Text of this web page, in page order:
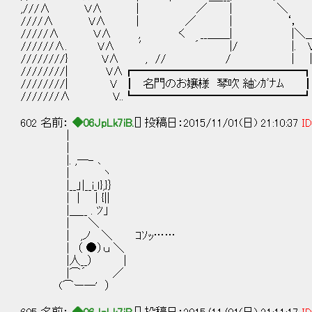
,///∧ Ｖ∧ | ／ | ＼
////∧ V∧ | ／ | ‘，
/////∧ Ｖ∧ , く __＿＿| |＼
//////∧. V∧ ′ ´ |/ |. V
////////} V∧ , // / | |/
////////|
////////| V ┃ 名門のお嬢様 琴吹 紬ﾝｶﾞﾅﾑ
///////∧
602 名前： ◆06JpLk7iB. [] 投稿日：2015/11/01(日) 21:10:37
|. ,─- ､
| ヽ
|__」|__i_ｌ},}｝
| | | {||
|＿__ . ﾂ」
| ＼
| ,ノ ＼ ｺｿｯ……
| （ ●）ｕ ＼
|人__） |
|⌒´ ／
(⌒ー─' ）